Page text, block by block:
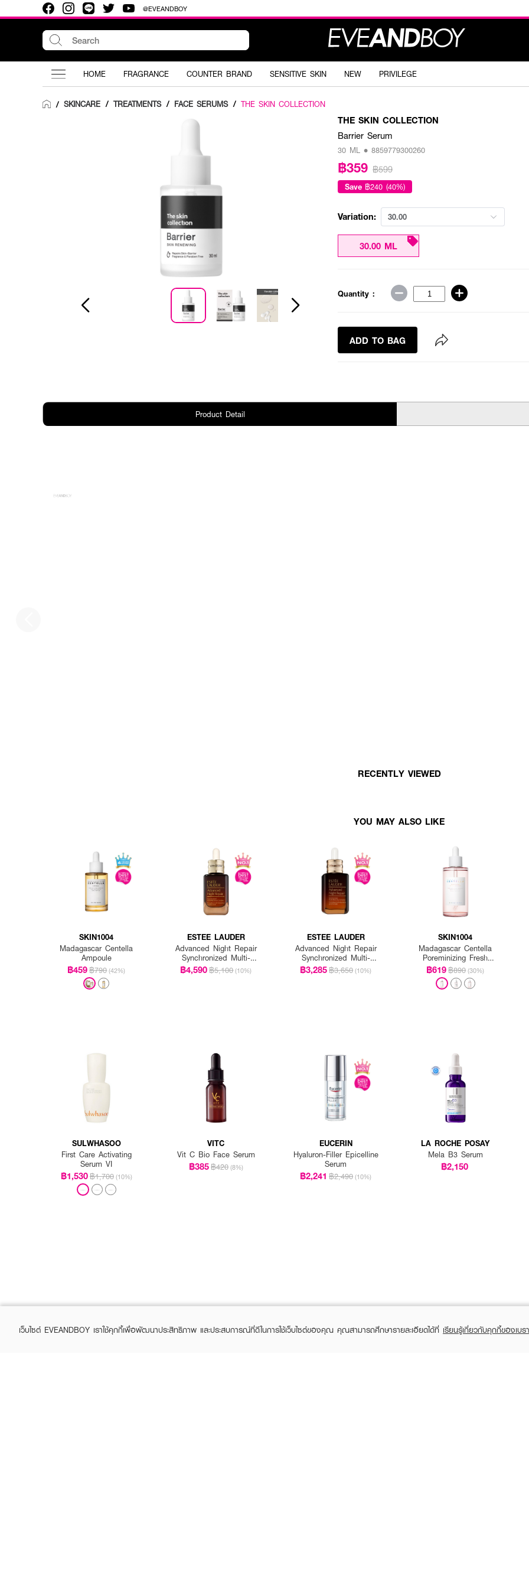
@EVEANDBOY
HOME FRAGRANCE COUNTER BRAND SENSITIVE SKIN NEW PRIVILEGE
/ SKINCARE / TREATMENTS / FACE SERUMS / THE SKIN COLLECTION
THE SKIN COLLECTION
Barrier Serum
30 ML • 8859779300260
฿359 ฿599
Save ฿240 (40%)
Variation: 30.00
30.00 ML
Quantity :
ADD TO BAG
Product Detail
RECENTLY VIEWED
YOU MAY ALSO LIKE
SKIN1004
Madagascar Centella
Ampoule
฿459฿790 (42%)
ESTEE LAUDER
Advanced Night Repair
Synchronized Multi-
Recovery Complex
฿4,590฿5,100 (10%)
ESTEE LAUDER
Advanced Night Repair
Synchronized Multi-
Recovery Complex
฿3,285฿3,650 (10%)
SKIN1004
Madagascar Centella
Poreminizing Fresh
Ampoule
฿619฿890 (30%)
SULWHASOO
First Care Activating
Serum VI
฿1,530฿1,700 (10%)
VITC
Vit C Bio Face Serum
฿385฿420 (8%)
EUCERIN
Hyaluron-Filler Epicelline
Serum
฿2,241 ฿2,490 (10%)
LA ROCHE POSAY
Mela B3 Serum
฿2,150
เว็บไซต์ EVEANDBOY เราใช้คุกกี้เพื่อพัฒนาประสิทธิภาพ และประสบการณ์ที่ดีในการใช้เว็บไซต์ของคุณ คุณสามารถศึกษารายละเอียดได้ที่ เรียนรู้เกี่ยวกับคุกกี้ของเบร